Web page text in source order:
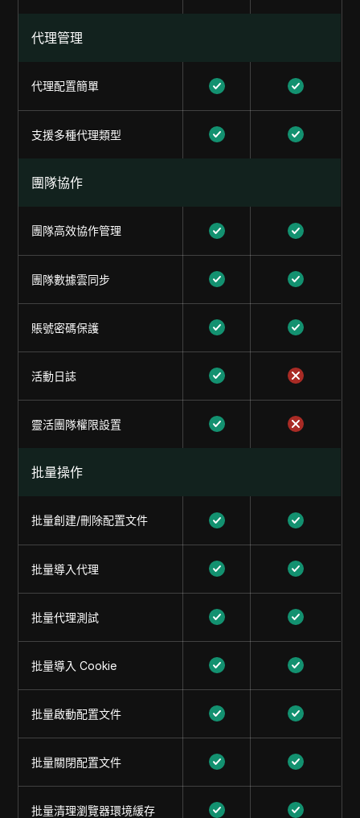
代理管理
代理配置簡單
支援多種代理類型
團隊協作
團隊高效協作管理
團隊數據雲同步
賬號密碼保護
活動日誌
靈活團隊權限設置
批量操作
批量創建/刪除配置文件
批量導入代理
批量代理測試
批量導入 Cookie
批量啟動配置文件
批量關閉配置文件
批量清理瀏覽器環境緩存